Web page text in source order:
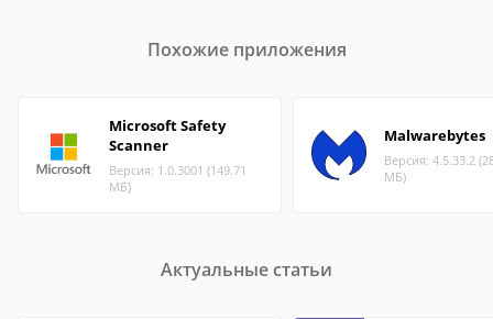
Похожие приложения
Microsoft Safety
Scanner
Версия: 1.0.3001 (149.71
МБ)
Malwarebytes
Версия: 4.5.33.2
МБ)
Актуальные статьи